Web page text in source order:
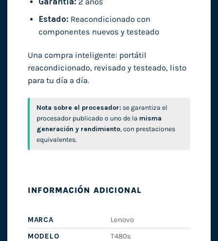
Estado: Reacondicionado con
componentes nuevos y testeado
Una compra inteligente: portátil
reacondicionado, revisado y testeado, listo
para tu día a día.
Nota sobre el procesador: se garantiza el
procesador publicado o uno de la misma
generación y rendimiento, con prestaciones
equivalentes.
INFORMACIÓN ADICIONAL
MARCA
Lenovo
MODELO
T480s